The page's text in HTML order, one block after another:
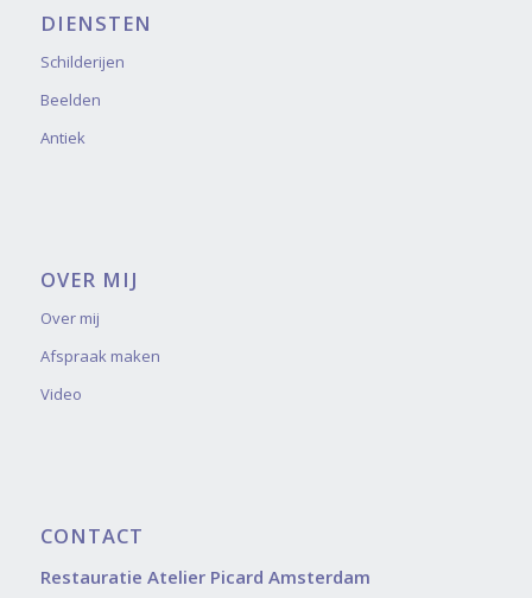
DIENSTEN
Schilderijen
Beelden
Antiek
OVER MIJ
Over mij
Afspraak maken
Video
CONTACT
Restauratie Atelier Picard Amsterdam